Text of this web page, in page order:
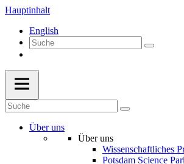
Hauptinhalt
English
Über uns
Über uns
Wissenschaftliches
Potsdam Science